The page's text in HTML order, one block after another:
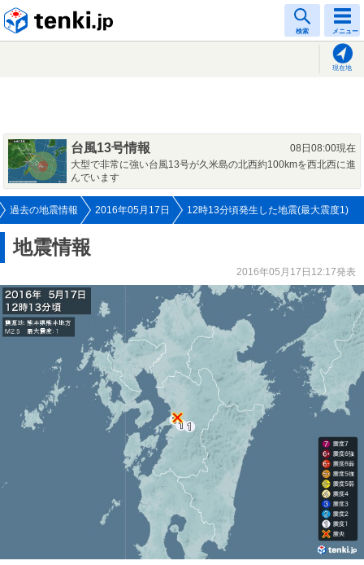
検索 メニュー
現在地
台風13号情報
08日08:00現在
大型で非常に強い台風13号が久米島の北西約100kmを西北西に進
んでいます
過去の地震情報 2016年05月17日 12時13分頃発生した地震(最大震度1)
地震情報
2016年05月17日12:17発表